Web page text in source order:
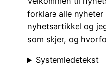
forklare alle nyheter
nyhetsartikkel og
som skjer, og
Systemledetekst